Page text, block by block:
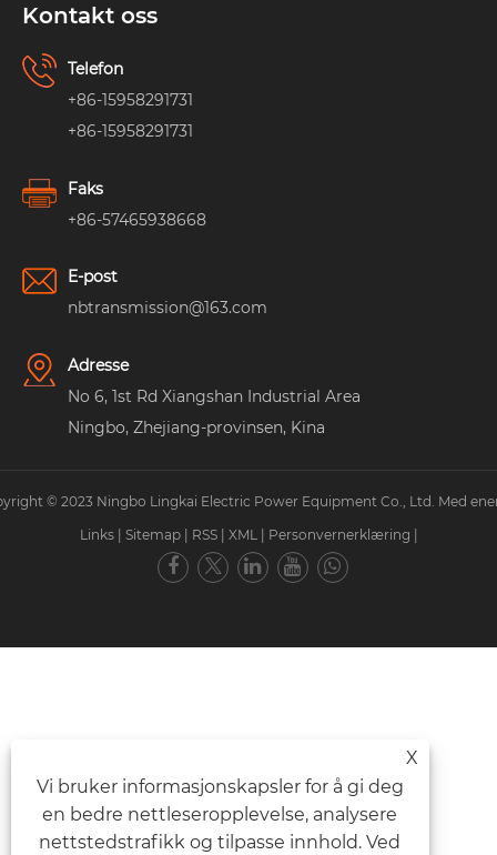
Kontakt oss
Telefon
+86-15958291731
+86-15958291731
Faks
+86-57465938668
E-post
nbtransmission@163.com
Adresse
No 6, 1st Rd Xiangshan Industrial Area
Ningbo, Zhejiang-provinsen, Kina
© 2023 Ningbo Lingkai Electric Power Equipment Co., Ltd. Med
Links
Sitemap RSS XML Personvernerklæring
X
Vi bruker informasjonskapsler for å gi deg
en bedre nettleseropplevelse, analysere
nettstedstrafikk og tilpasse innhold. Ved